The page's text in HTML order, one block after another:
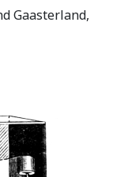
Gaasterland,